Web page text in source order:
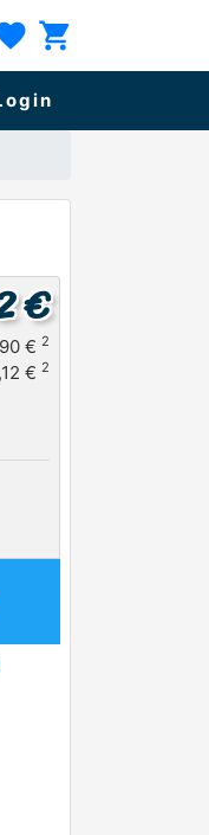
shopping_cart
€
€ 2
€ 2